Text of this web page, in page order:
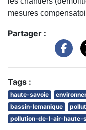
mesures
Partager :
Tags :
haute-savoie
bassin-lemanique
pollution-de-l-air-haute-